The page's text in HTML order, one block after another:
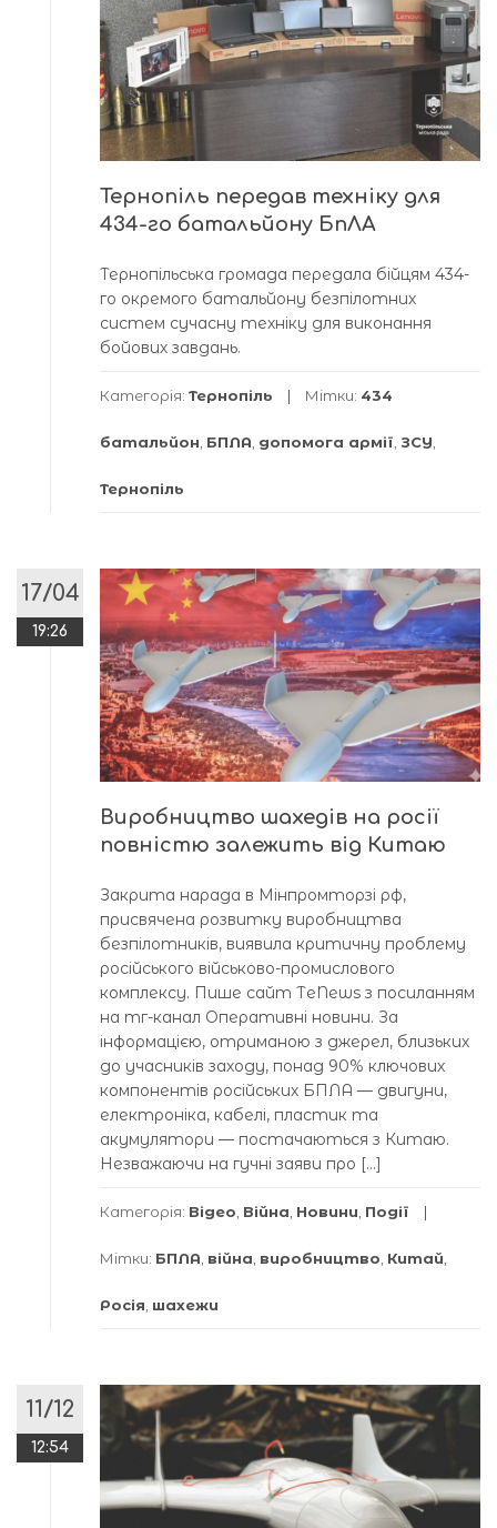
Тернопіль передав техніку для
434-го батальйону БпЛА
Тернопільська громада передала бійцям 434-
го окремого батальйону безпілотних
систем сучасну техніку для виконання
бойових завдань.
Категорія: Тернопіль Мітки: 434
батальйон БПЛА допомога армії ЗСУ
Тернопіль
17/04
19:26
Виробництво шахедів на росії
повністю залежить від Китаю
Закрита нарада в Мінпромторзі рф,
присвячена розвитку виробництва
безпілотників, виявила критичну проблему
російського військово-промислового
комплексу. Пише сайт ТeNews з посиланням
на тг-канал Оперативні новини. За
інформацією, отриманою з джерел, близьких
до учасників заходу, понад 90% ключових
компонентів російських БПЛА — двигуни,
електроніка, кабелі, пластик та
акумулятори — постачаються з Китаю.
Незважаючи на гучні заяви про […]
Категорія: Відео Війна Новини Події
Мітки: БПЛА війна виробництво Китай
Росія шахежи
11/12
12:54